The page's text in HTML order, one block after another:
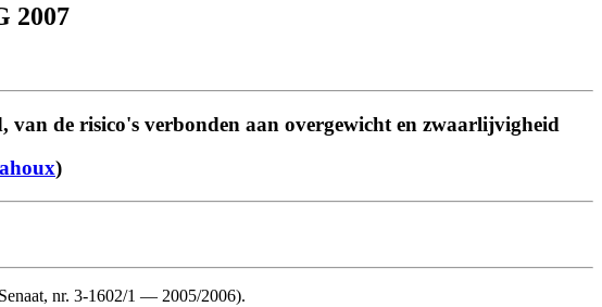
2007
van de risico's verbonden aan overgewicht en zwaarlijvigheid
)
nr. 3-1602/1 — 2005/2006).